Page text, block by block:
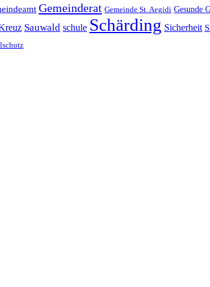
Gemeinderat Gemeinde St. Aegidi Gesunde
Sauwald schule Schärding Sicherheit